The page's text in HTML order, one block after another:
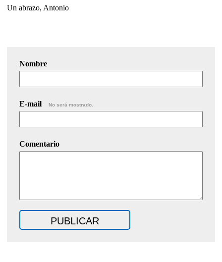
Un abrazo, Antonio
Nombre
E-mail No será mostrado.
Comentario